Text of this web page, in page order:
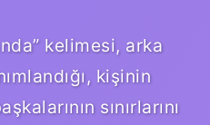
kelimesi, arka
kişinin
sınırlarını